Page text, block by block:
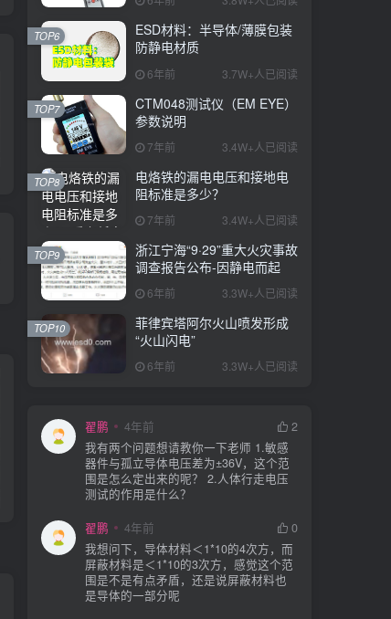
SIMCO FMX-003/004测试仪器真假辨别
ESD材料：半导体/薄膜包装
防静电材质
6年前 3.7W+人已阅读
TOP6
CTM048测试仪（EM EYE）
参数说明
7年前 3.4W+人已阅读
TOP7
电烙铁的漏电电压和接地电
阻标准是多少？
7年前 3.4W+人已阅读
TOP8
浙江宁海“9·29”重大火灾事故
调查报告公布-因静电而起
6年前 3.3W+人已阅读
TOP9
菲律宾塔阿尔火山喷发形成
“火山闪电”
6年前 3.3W+人已阅读
TOP10
翟鹏 4年前
2
我有两个问题想请教你一下老师 1.敏感
器件与孤立导体电压差为±36V，这个范
围是怎么定出来的呢？ 2.人体行走电压
测试的作用是什么？
翟鹏 4年前
0
我想问下，导体材料＜1*10的4次方，而
屏蔽材料是＜1*10的3次方，感觉这个范
围是不是有点矛盾，还是说屏蔽材料也
是导体的一部分呢